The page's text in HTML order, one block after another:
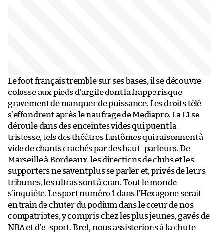
Le foot français tremble sur ses bases, il se découvre
colosse aux pieds d’argile dont la frappe risque
gravement de manquer de puissance. Les droits télé
s’effondrent après le naufrage de Mediapro. La L1 se
déroule dans des enceintes vides qui puent la
tristesse, tels des théâtres fantômes qui raisonnent à
vide de chants crachés par des haut-parleurs. De
Marseille à Bordeaux, les directions de clubs et les
supporters ne savent plus se parler et, privés de leurs
tribunes, les ultras sont à cran. Tout le monde
s’inquiète. Le sport numéro 1 dans l’Hexagone serait
en train de chuter du podium dans le cœur de nos
compatriotes, y compris chez les plus jeunes, gavés de
NBA et d’e-sport. Bref, nous assisterions à la chute